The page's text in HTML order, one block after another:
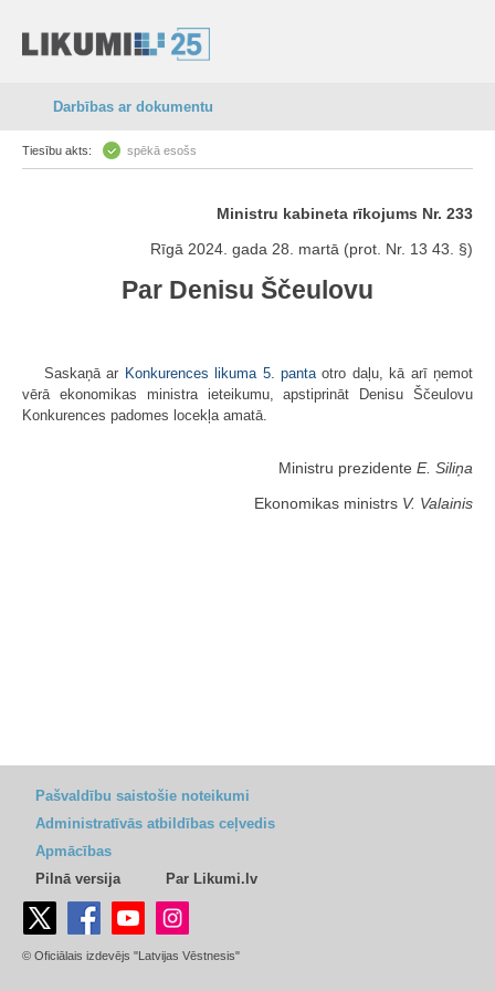
Darbības ar dokumentu
Tiesību akts: spēkā esošs
Ministru kabineta rīkojums Nr. 233
Rīgā 2024. gada 28. martā (prot. Nr. 13 43. §)
Par Denisu Ščeulovu
Saskaņā ar Konkurences likuma 5. panta otro daļu, kā arī ņemot
vērā ekonomikas ministra ieteikumu, apstiprināt Denisu Ščeulovu
Konkurences padomes locekļa amatā.
Ministru prezidente E. Siliņa
Ekonomikas ministrs V. Valainis
Pašvaldību saistošie noteikumi
Administratīvās atbildības ceļvedis
Apmācības
Pilnā versija
Par Likumi.lv
© Oficiālais izdevējs "Latvijas Vēstnesis"